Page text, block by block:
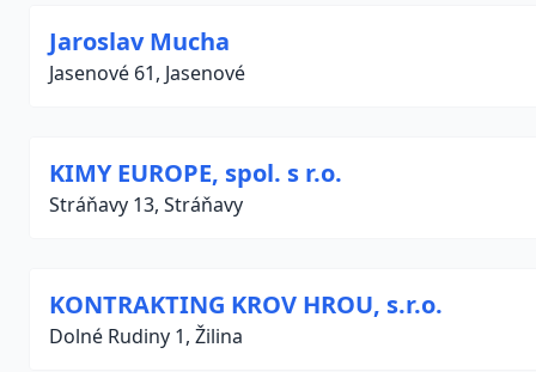
Jaroslav Mucha
Jasenové 61, Jasenové
KIMY EUROPE, spol. s r.o.
Stráňavy 13, Stráňavy
KONTRAKTING KROV HROU, s.r.o.
Dolné Rudiny 1, Žilina